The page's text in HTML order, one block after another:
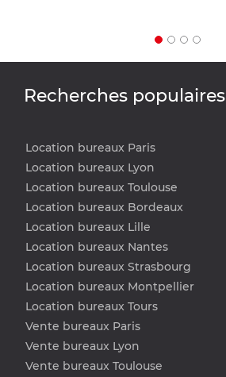
Recherches populaires
Location bureaux Paris
Location bureaux Lyon
Location bureaux Toulouse
Location bureaux Bordeaux
Location bureaux Lille
Location bureaux Nantes
Location bureaux Strasbourg
Location bureaux Montpellier
Location bureaux Tours
Vente bureaux Paris
Vente bureaux Lyon
Vente bureaux Toulouse